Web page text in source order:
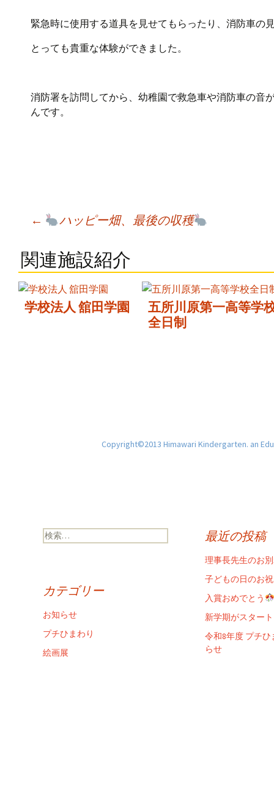
緊急時に使用する道具を見せてもらったり、消防車の
とっても貴重な体験ができました。
消防署を訪問してから、幼稚園で救急車や消防車の音
んです。
Post
← ハッピー畑、最後の収穫
関連施設紹介
学校法人 舘田学園
五所川原第一高等学
全日制
Copyright©2013 Himawari Kindergarten. an
検
索:
最近の投稿
理事長先生のお
子どもの日のお
入賞おめでとう
新学期がスター
令和8年度 プチ
らせ
カテゴリー
お知らせ
プチひまわり
絵画展